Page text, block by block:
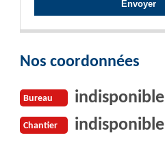
Nos coordonnées
Bureau indisponible
Chantier indisponible